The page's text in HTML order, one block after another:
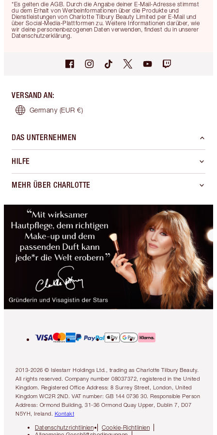
*Es gelten die AGB. Durch die Angabe deiner E-Mail-Adresse stimmst
du dem Erhalt von Werbeinformationen über die Produkte und
Dienstleistungen von Charlotte Tilbury Beauty Limited per E-Mail und
über Social-Media-Plattformen zu. Weitere Informationen darüber, wie
wir deine personenbezogenen Daten verwenden, findest du in unserer
Datenschutzerklärung.
VERSAND AN:
Germany (EUR €)
DAS UNTERNEHMEN
HILFE
MEHR ÜBER CHARLOTTE
2013-2026 © Islestarr Holdings Ltd., trading as Charlotte Tilbury Beauty.
All rights reserved. Company number 08037372, registered in the United
Kingdom. Registered Office Address: 8 Surrey Street, London, United
Kingdom WC2R 2ND. VAT number: GB 144 0736 30. Responsible Person
Address: Ormond Building, 31-36 Ormond Quay Upper, Dublin 7, D07
N5YH, Ireland. Kontakt
Datenschutzrichtlinien
Cookie-Richtlinien